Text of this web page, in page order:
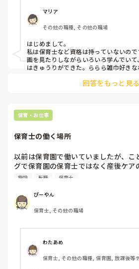
今のデイに来てるんですけど、
参加しないし、自分で好きな遊び一人で
ただの預かり保育では？とも
思ったりもしますがね‥🥺
お母さんも働いてるし
マリア
その他の職種, その他の職場
はじめまして。
私は保育士など資格は持っていないの
画を見たりしながらいろいろ学んでい
はきゅうりができた。ららら雑巾好き
回答をもっと見る
保育・お仕事
保育士の働く場所
以前は保育園で働いていましたが、こ
グで保育園の保育士ではなく産後ケア
めました。今までは、なんとなく保育
がありこうゆう働き方もあるんだと思
保育園以外で保育士として働ける場所
施設 転職 保育士
ぴーやん
保育士, その他の職場
わたあめ
保育士, その他の職種, 保育園, 放課後等